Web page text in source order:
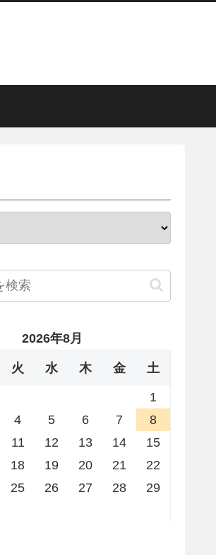
2026年8月
火 水 木 金 土
1
4 5 6 7
8
11 12 13 14
15
18 19 20 21
22
25 26 27 28
29